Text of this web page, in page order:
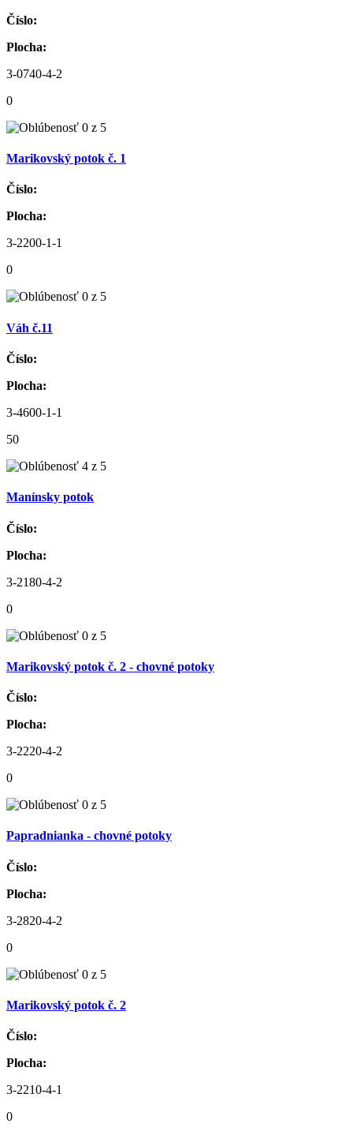
Číslo:
Plocha:
3-0740-4-2
0
Marikovský potok č. 1
Číslo:
Plocha:
3-2200-1-1
0
Váh č.11
Číslo:
Plocha:
3-4600-1-1
50
Manínsky potok
Číslo:
Plocha:
3-2180-4-2
0
Marikovský potok č. 2 - chovné potoky
Číslo:
Plocha:
3-2220-4-2
0
Papradnianka - chovné potoky
Číslo:
Plocha:
3-2820-4-2
0
Marikovský potok č. 2
Číslo:
Plocha:
3-2210-4-1
0